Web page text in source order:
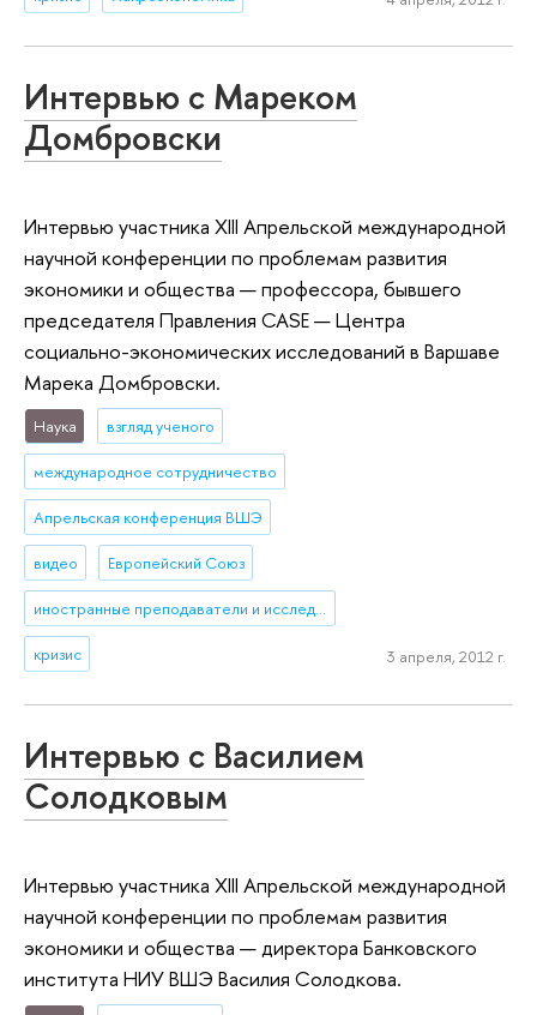
Интервью с Мареком
Домбровски
Интервью участника XIII Апрельской международной
научной конференции по проблемам развития
экономики и общества — профессора, бывшего
председателя Правления CASE — Центра
социально-экономических исследований в Варшаве
Марека Домбровски.
Наука взгляд ученого
международное сотрудничество
Апрельская конференция ВШЭ
видео Европейский Союз
иностранные преподаватели и исследователи
кризис 3 апреля, 2012 г.
Интервью с Василием
Солодковым
Интервью участника XIII Апрельской международной
научной конференции по проблемам развития
экономики и общества — директора Банковского
института НИУ ВШЭ Василия Солодкова.